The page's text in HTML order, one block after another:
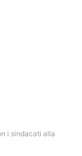
i sindacati alla